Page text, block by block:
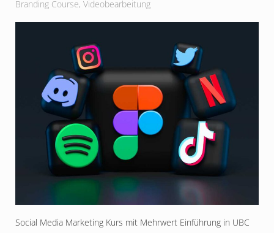
Branding Course, Videobearbeitung
Social Media Marketing Kurs mit Mehrwert Einführung in UBC